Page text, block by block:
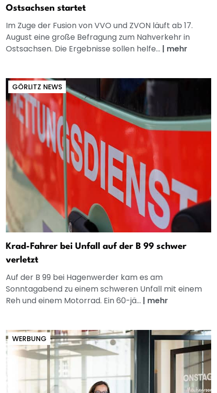
Ostsachsen startet
Im Zuge der Fusion von VVO und ZVON läuft ab 17.
August eine große Befragung zum Nahverkehr in
Ostsachsen. Die Ergebnisse sollen helfe... | mehr
GÖRLITZ NEWS
Krad-Fahrer bei Unfall auf der B 99 schwer
verletzt
Auf der B 99 bei Hagenwerder kam es am
Sonntagabend zu einem schweren Unfall mit einem
Reh und einem Motorrad. Ein 60-jä... | mehr
WERBUNG